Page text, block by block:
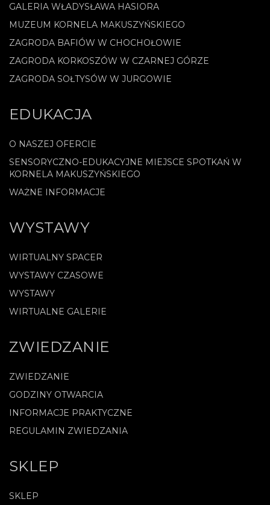
GALERIA WŁADYSŁAWA HASIORA
MUZEUM KORNELA MAKUSZYŃSKIEGO
ZAGRODA BAFIÓW W CHOCHOŁOWIE
ZAGRODA KORKOSZÓW W CZARNEJ GÓRZE
ZAGRODA SOŁTYSÓW W JURGOWIE
EDUKACJA
O NASZEJ OFERCIE
SENSORYCZNO-EDUKACYJNE MIEJSCE SPOTKAŃ W
KORNELA MAKUSZYŃSKIEGO
WAŻNE INFORMACJE
WYSTAWY
WIRTUALNY SPACER
WYSTAWY CZASOWE
WYSTAWY
WIRTUALNE GALERIE
ZWIEDZANIE
ZWIEDZANIE
GODZINY OTWARCIA
INFORMACJE PRAKTYCZNE
REGULAMIN ZWIEDZANIA
SKLEP
SKLEP